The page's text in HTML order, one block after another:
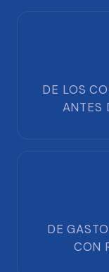
DE LOS
ANTES
DE
CON